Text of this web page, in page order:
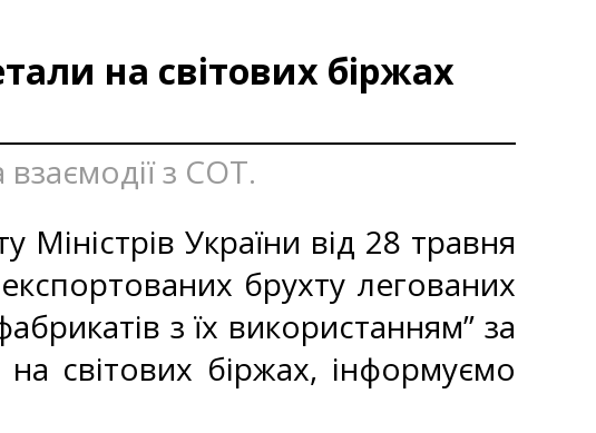
на світових біржах
з СОТ.
України від 28 травня
брухту легованих
з їх використанням” за
світових біржах, інформуємо